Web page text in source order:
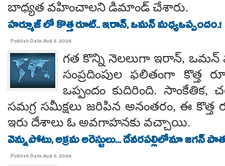
బాధ్యత వహించాలని డిమాండ్ చేశారు.
హర్మూజ్ లో కొత్త రూట్.. ఇరాన్, ఒమన్ మధ్యఒప్పందం.!
Publish Date:Aug 5, 2026
గత కొన్ని నెలలుగా ఇరాన్, ఒమన్
సంప్రదింపుల ఫలితంగా కొత్త
ఒప్పందం కుదిరింది. సాంకేతిక,
సమగ్ర సమీక్షలు జరిపిన అనంతరం, ఈ కొత్త
ఇరు దేశాలు ఓ అవగాహనకు వచ్చాయి.
వెన్నుపోటు, అక్రమ అరెస్టులు... దేవరపల్లిలోనూ జగన్
Publish Date:Aug 5, 2026